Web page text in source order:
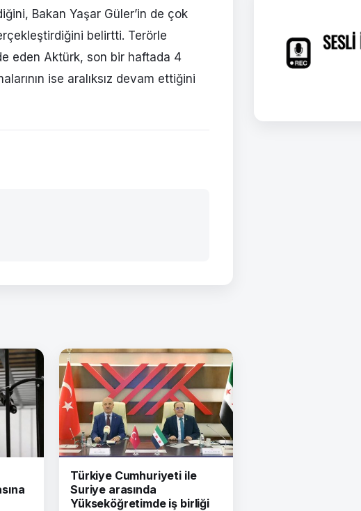
Bakan Yaşar Güler’in de çok
belirtti. Terörle
eden Aktürk, son bir haftada 4
ise aralıksız devam ettiğini
Türkiye Cumhuriyeti ile
Suriye arasında
Yükseköğretimde iş birliği